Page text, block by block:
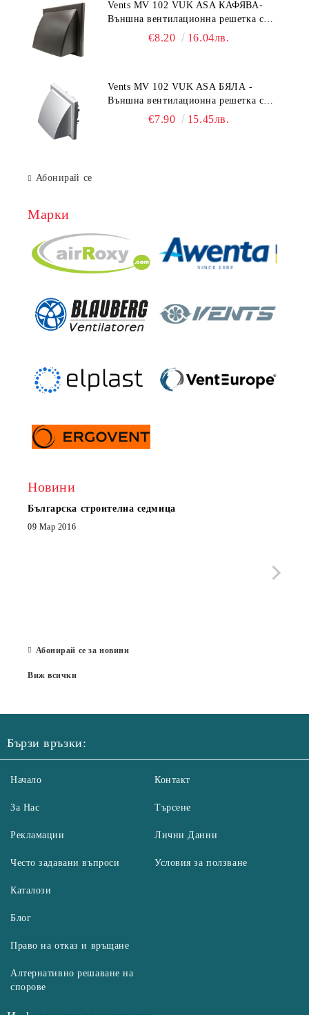
Vents MV 102 VUK ASA КАФЯВА-
Външна вентилационна решетка с
гравитачна клапа Ø 100, Ø 125,
€8.20 16.04лв.
Vents MV 102 VUK ASA БЯЛА -
Външна вентилационна решетка с
гравитачна клапа Ø 100, Ø 125,
€7.90 15.45лв.
Абонирай се
Марки
Новини
Българска строителна седмица
09 Мар 2016
Абонирай се за новини
Виж всички
Бързи връзки:
Начало
За Нас
Рекламации
Често задавани въпроси
Контакт
Търсене
Лични Данни
Условия за ползване
Каталози
Блог
Право на отказ и връщане
Алтернативно решаване на
спорове